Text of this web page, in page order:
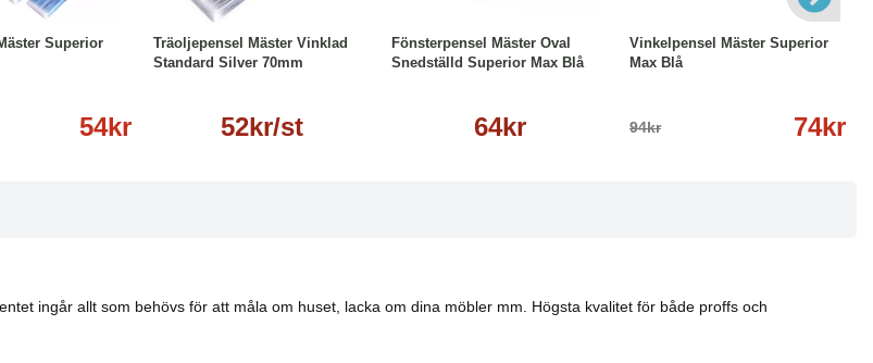
Superior
54kr
Träoljepensel Mäster Vinklad
Standard Silver 70mm
52kr/st
Fönsterpensel Mäster Oval
Snedställd Superior Max Blå
64kr
Vinkelpensel Mäster Superior
Max Blå
94kr 74kr
ingår allt som behövs för att måla om huset, lacka om dina möbler mm. Högsta kvalitet för både proffs och